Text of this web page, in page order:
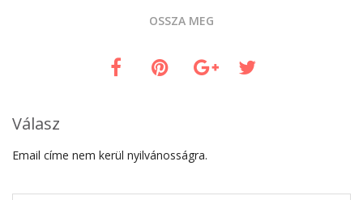
OSSZA MEG
Válasz
Email címe nem kerül nyilvánosságra.